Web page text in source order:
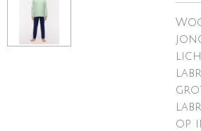
op